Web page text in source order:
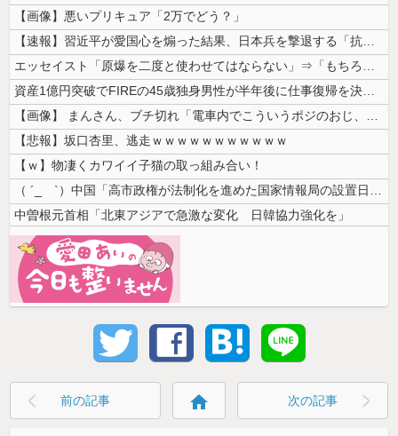
【画像】悪いプリキュア「2万でどう？」
【速報】習近平が愛国心を煽った結果、日本兵を撃退する「抗日テーマパーク...
エッセイスト「原爆を二度と使わせてはならない」⇒「もちろん中国の核も非...
資産1億円突破でFIREの45歳独身男性が半年後に仕事復帰を決意した「...
【画像】 まんさん、ブチ切れ「電車内でこういうポジのおじ、ガチでイラネ...
【悲報】坂口杏里、逃走ｗｗｗｗｗｗｗｗｗｗｗ
【ｗ】物凄くカワイイ子猫の取っ組み合い！
（ ´_ゝ`）中国「高市政権が法制化を進めた国家情報局の設置日が7月3...
中曽根元首相「北東アジアで急激な変化 日韓協力強化を」
前の記事 home 次の記事